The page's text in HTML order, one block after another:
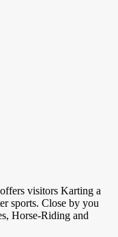
visitors Karting a
sports. Close by you
Horse-Riding and